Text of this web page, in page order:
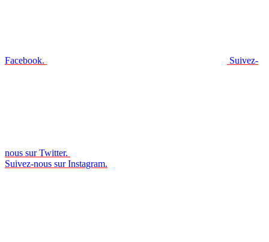
Facebook. Suivez-
nous sur Twitter.
Suivez-nous sur Instagram.